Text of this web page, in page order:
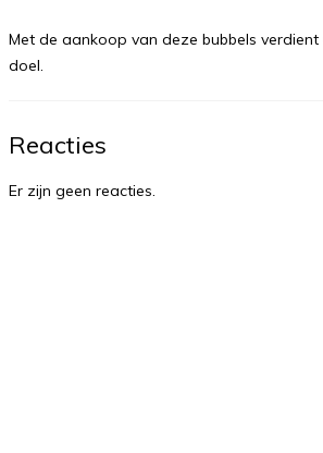
Met de aankoop van deze bubbels
doel.
Reacties
Er zijn geen reacties.